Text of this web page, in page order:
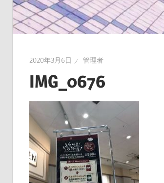
2020年3月6日 管理者
IMG_0676